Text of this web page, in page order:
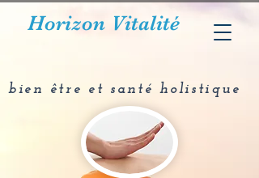
Horizon Vitalité
bien être et santé holistique